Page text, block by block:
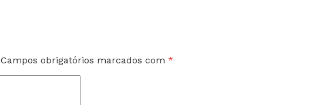
Campos obrigatórios marcados com *